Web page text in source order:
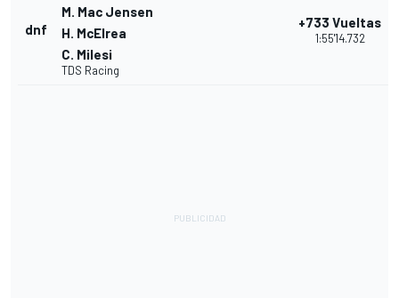
dnf
M. Mac Jensen
H. McElrea
C. Milesi
TDS Racing
+733 Vueltas
1:55'14.732